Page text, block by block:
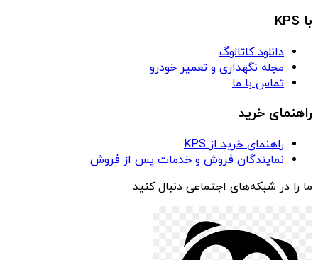
با KPS
دانلود کاتالوگ
مجله نگهداری و تعمیر خودرو
تماس با ما
راهنمای خرید
راهنمای خرید از KPS
نمایندگان فروش و خدمات پس از فروش
ما را در شبکه‌های اجتماعی دنبال کنید